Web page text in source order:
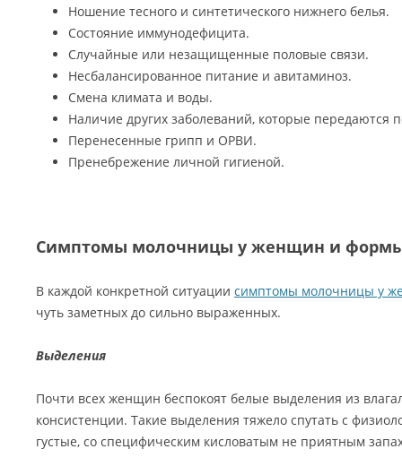
Ношение тесного и синтетического нижнего белья.
Состояние иммунодефицита.
Случайные или незащищенные половые связи.
Несбалансированное питание и авитаминоз.
Смена климата и воды.
Наличие других заболеваний, которые передаются
Перенесенные грипп и ОРВИ.
Пренебрежение личной гигиеной.
Симптомы молочницы у женщин и формы
В каждой конкретной ситуации симптомы молочницы у
чуть заметных до сильно выраженных.
Выделения
Почти всех женщин беспокоят белые выделения из
консистенции. Такие выделения тяжело спутать с
густые, со специфическим кисловатым не приятным